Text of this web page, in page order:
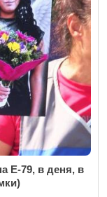
Е-79, в деня, в